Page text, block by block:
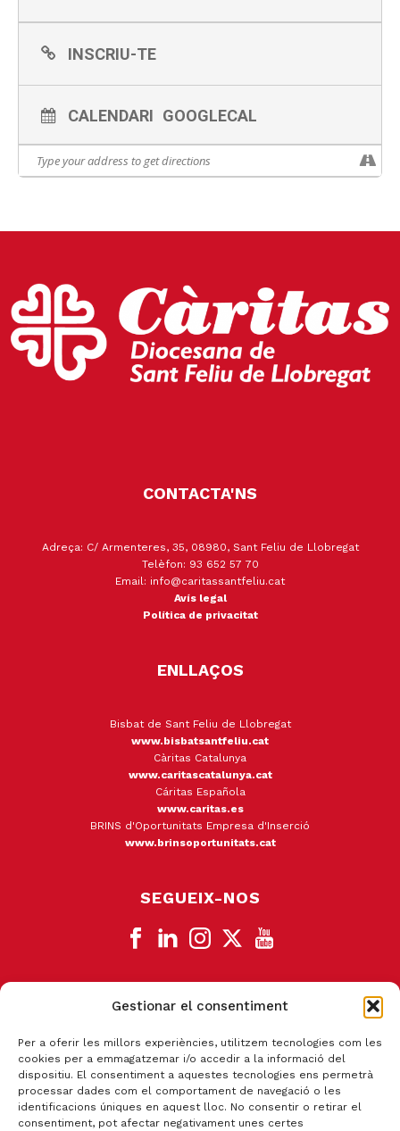
Gestionar el consentiment
Per a oferir les millors experiències, utilitzem tecnologies com les
cookies per a emmagatzemar i/o accedir a la informació del
dispositiu. El consentiment a aquestes tecnologies ens permetrà
processar dades com el comportament de navegació o les
identificacions úniques en aquest lloc. No consentir o retirar el
consentiment, pot afectar negativament unes certes
PREINSCRIPCIÓ AQUÍ
INSCRIU-TE
CALENDARI GOOGLECAL
CONTACTA'NS
Adreça: C/ Armenteres, 35, 08980, Sant Feliu de Llobregat
Telèfon: 93 652 57 70
Email: info@caritassantfeliu.cat
Avís legal
Política de privacitat
ENLLAÇOS
Bisbat de Sant Feliu de Llobregat
www.bisbatsantfeliu.cat
Càritas Catalunya
www.caritascatalunya.cat
Cáritas Española
www.caritas.es
BRINS d'Oportunitats Empresa d'Inserció
www.brinsoportunitats.cat
SEGUEIX-NOS
CANAL DE DENÚNCIA